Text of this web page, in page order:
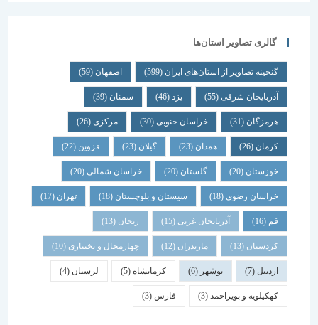
گالری تصاویر استان‌ها
گنجینه تصاویر از استان‌های ایران(599) اصفهان(59)
آذربایجان شرقی (55)
(46) سمنان(39)
هرمزگان(31) خراسان جنوبی(30) مرکزی(26)
کرمان(26) همدان(23) گیلان(23) قزوین(22)
خوزستان(20) گلستان(20) خراسان شمالی(20)
خراسان رضوی(18) سیستان و بلوچستان(18) تهران(17)
(16) آذربایجان غربی (15) زنجان(13)
کردستان(13) مازندران(12) چهارمحال و بختیاری(10)
اردبیل(7) بوشهر(6) کرمانشاه(5) لرستان(4)
کهکیلویه و بویراحمد(3) فارس (3)